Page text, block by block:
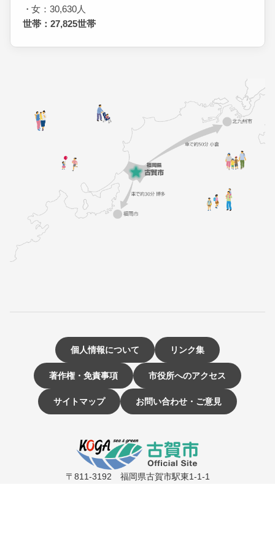
女：30,630人
世帯：27,825世帯
個人情報について リンク集
著作権・免責事項 市役所へのアクセス
サイトマップ お問い合わせ・ご意見
〒811-3192 福岡県古賀市駅東1-1-1